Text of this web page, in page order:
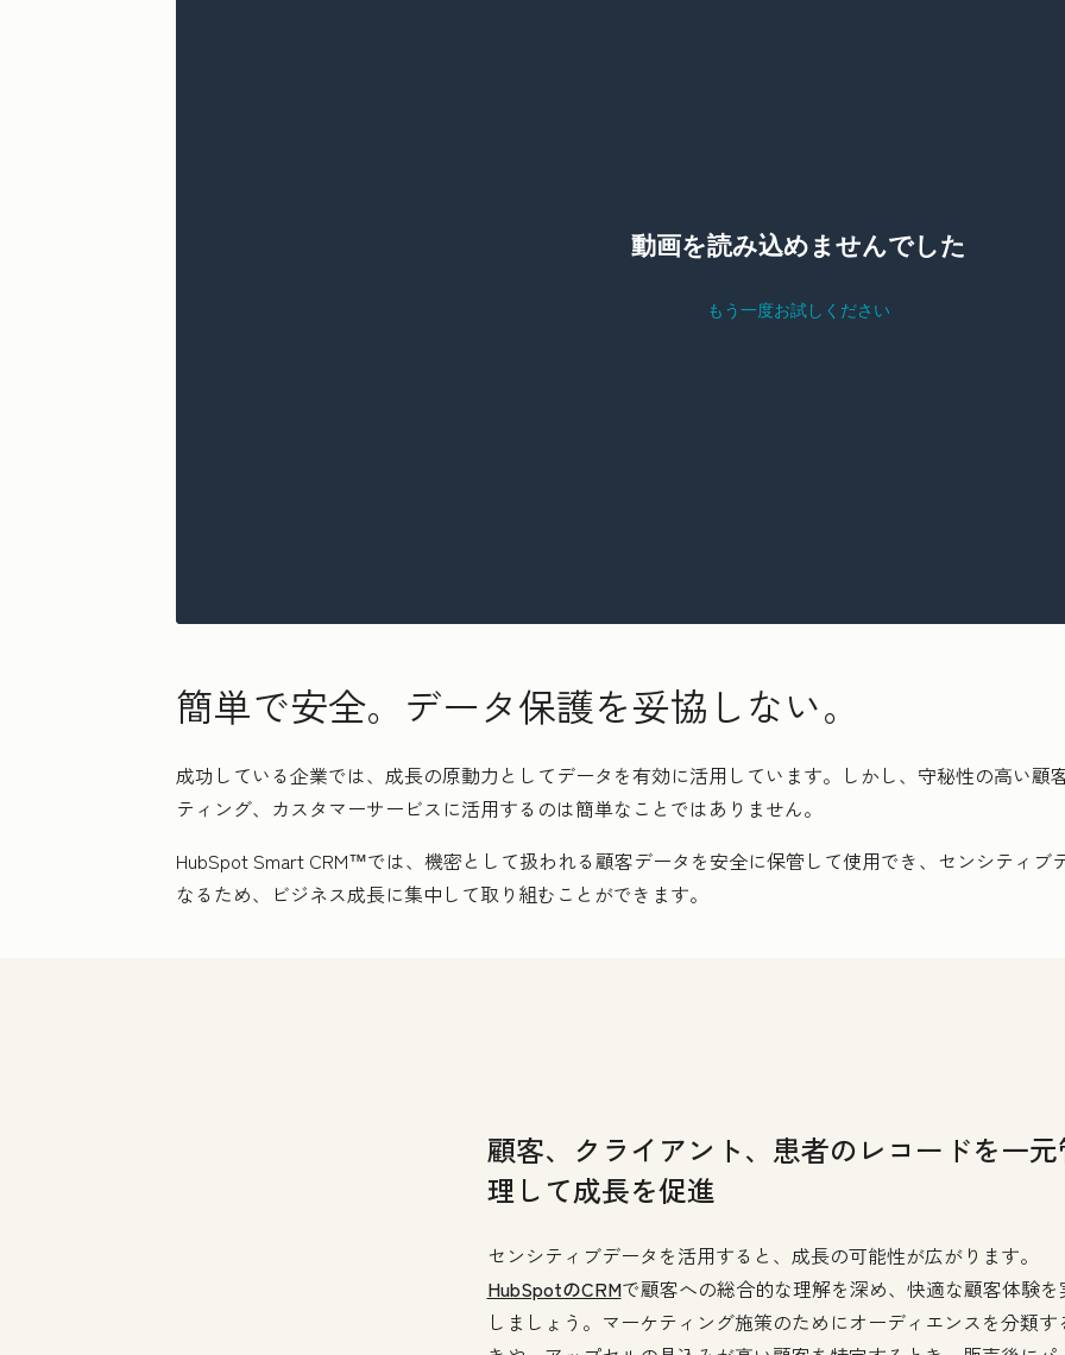
簡単で安全。データ保護を妥協しない。
成功している企業では、成長の原動力としてデータを有効に活用しています。しかし、守秘性の高い顧
ティング、カスタマーサービスに活用するのは簡単なことではありません。
HubSpot Smart CRM™では、機密として扱われる顧客データを安全に保管して使用でき、センシティ
なるため、ビジネス成長に集中して取り組むことができます。
顧客、クライアント、患者のレコードを一
理して成長を促進
センシティブデータを活用すると、成長の可能性が広がります。
HubSpotのCRMで顧客への総合的な理解を深め、快適な顧客体験を
しましょう。マーケティング施策のためにオーディエンスを分類す